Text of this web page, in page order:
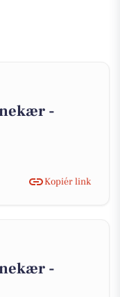
-
Kopiér link
-